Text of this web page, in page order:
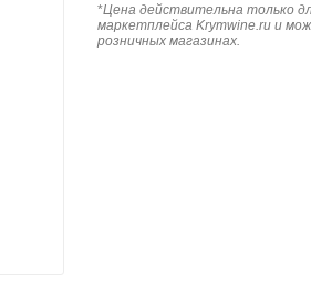
*Цена действительна только
маркетплейса Krymwine.ru и
розничных магазинах.